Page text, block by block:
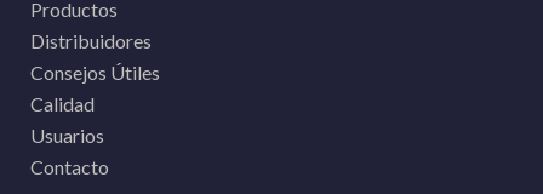
Productos
Distribuidores
Consejos Útiles
Calidad
Usuarios
Contacto